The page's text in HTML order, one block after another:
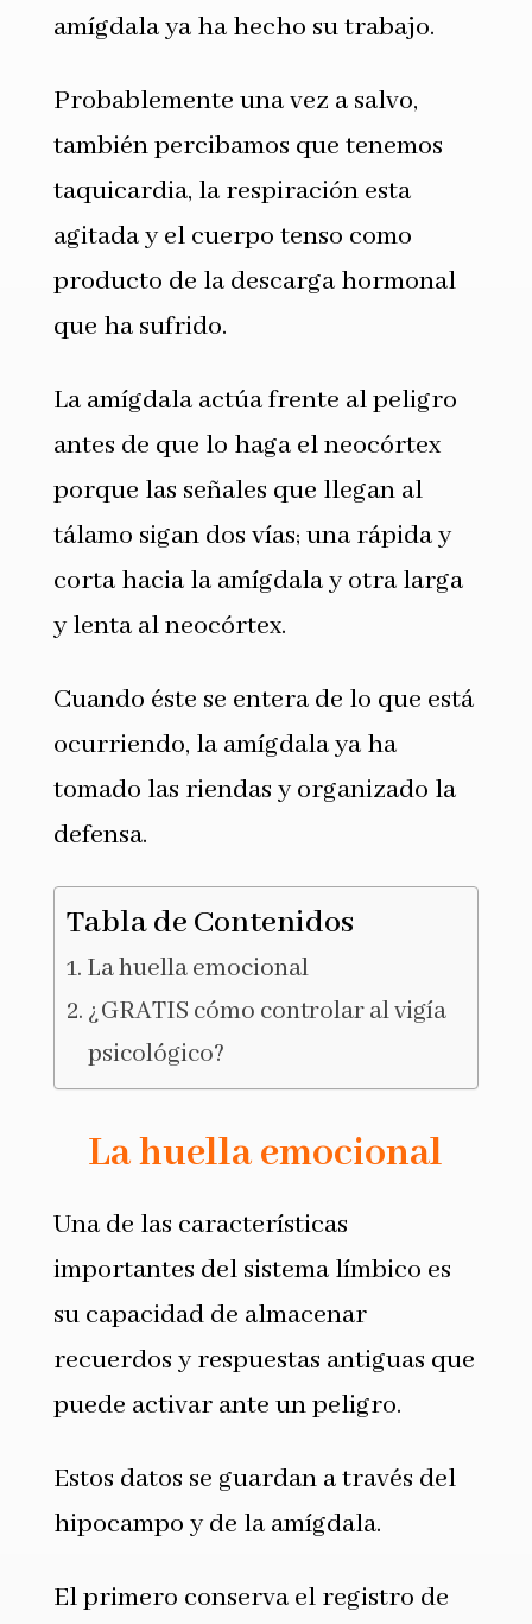
amígdala ya ha hecho su trabajo.
Probablemente una vez a salvo,
también percibamos que tenemos
taquicardia, la respiración esta
agitada y el cuerpo tenso como
producto de la descarga hormonal
que ha sufrido.
La amígdala actúa frente al peligro
antes de que lo haga el neocórtex
porque las señales que llegan al
tálamo sigan dos vías; una rápida y
corta hacia la amígdala y otra larga
y lenta al neocórtex.
Cuando éste se entera de lo que está
ocurriendo, la amígdala ya ha
tomado las riendas y organizado la
defensa.
Tabla de Contenidos
La huella emocional
¿GRATIS cómo controlar al vigía
psicológico?
La huella emocional
Una de las características
importantes del sistema límbico es
su capacidad de almacenar
recuerdos y respuestas antiguas que
puede activar ante un peligro.
Estos datos se guardan a través del
hipocampo y de la amígdala.
El primero conserva el registro de